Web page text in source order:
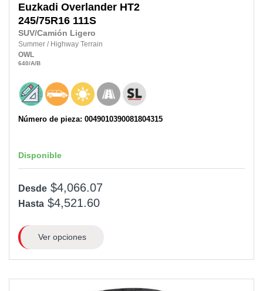
Euzkadi Overlander HT2
245/75R16 111S
SUV/Camión Ligero
Summer / Highway Terrain
OWL
640/A/B
Número de pieza: 0049010390081804315
Disponible
Desde $4,066.07
Hasta $4,521.60
Ver opciones